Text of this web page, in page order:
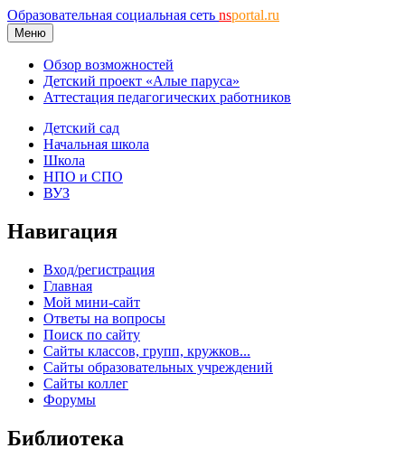
Образовательная социальная сеть nsportal.ru
Меню
Обзор возможностей
Детский проект «Алые паруса»
Аттестация педагогических работников
Детский сад
Начальная школа
Школа
НПО и СПО
ВУЗ
Навигация
Вход/регистрация
Главная
Мой мини-сайт
Ответы на вопросы
Поиск по сайту
Сайты классов, групп, кружков...
Сайты образовательных учреждений
Сайты коллег
Форумы
Библиотека